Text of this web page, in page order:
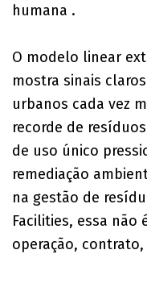
humana .
O modelo linear
mostra sinais
urbanos cada vez
recorde de
de uso único
remediação
na gestão de
Facilities, essa não
operação,